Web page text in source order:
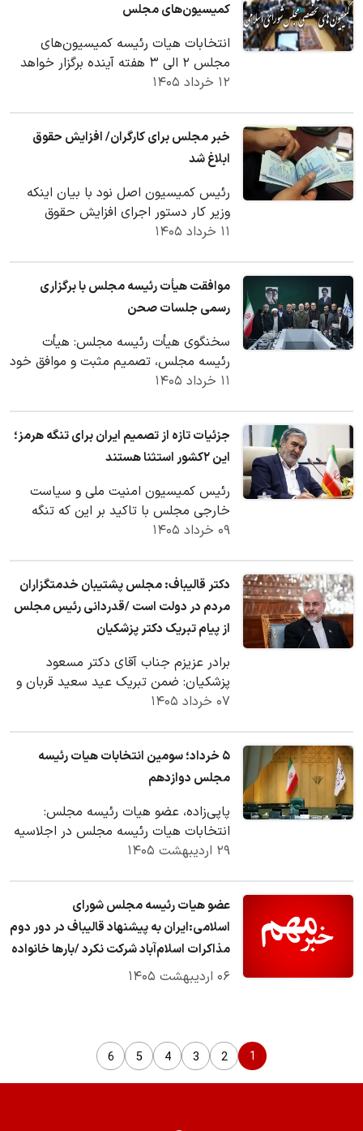
کمیسیون‌های مجلس
انتخابات هیات رئیسه کمیسیون‌های
مجلس ۲ الی ۳ هفته آینده برگزار خواهد
شد.
۱۲ خرداد ۱۴۰۵
خبر مجلس برای کارگران/ افزایش حقوق
ابلاغ شد
رئیس کمیسیون اصل نود با بیان اینکه
وزیر کار دستور اجرای افزایش حقوق
کارگران را ابلاغ کرده است گفت که این
۱۱ خرداد ۱۴۰۵
موافقت هیأت‌ رئیسه مجلس با برگزاری
رسمی جلسات صحن
سخنگوی هیأت رئیسه مجلس: هیأت
رئیسه مجلس، تصمیم مثبت و موافق خود
را برای برگزاری جلسات به‌صورت رسمی و
۱۱ خرداد ۱۴۰۵
جزئیات تازه از تصمیم ایران برای تنگه هرمز؛
این ۲کشور استثنا هستند
رئیس کمیسیون امنیت ملی و سیاست
خارجی مجلس با تاکید بر این که تنگه
هرمز در جغرافیایی ایران واقع شده است و
۰۹ خرداد ۱۴۰۵
دکتر قالیباف: مجلس پشتیبان خدمتگزاران
مردم در دولت است /قدردانی رئیس مجلس
از پیام تبریک دکتر پزشکیان
برادر عزیزم جناب آقای دکتر مسعود
پزشکیان: ضمن تبریک عید سعید قربان و
فرارسیدن دهه ولایت و امامت، از پیام
۰۷ خرداد ۱۴۰۵
۵ خرداد؛ سومین انتخابات هیات رئیسه
مجلس دوازدهم
پاپی‌زاده، عضو هیات رئیسه مجلس:
انتخابات هیات رئیسه مجلس در اجلاسیه
سوم سه‌شنبه (۵ خرداد) برگزار می‌شود.
۲۹ اردیبهشت ۱۴۰۵
عضو هیات رئیسه مجلس شورای
اسلامی:ایران به پیشنهاد قالیباف در دور دوم
مذاکرات اسلام‌آباد شرکت نکرد /بارها خانواده
علی لاریجانی را تهدید به ترور کردند
۰۶ اردیبهشت ۱۴۰۵
1
2
3
4
5
6